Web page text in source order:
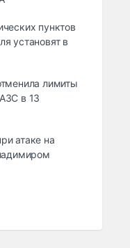
пунктов
установят в
лимиты
в 13
атаке на